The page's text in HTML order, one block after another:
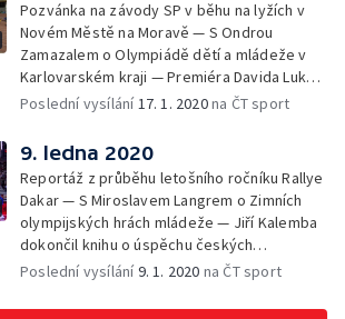
Pozvánka na závody SP v běhu na lyžích v
Novém Městě na Moravě — S Ondrou
Zamazalem o Olympiádě dětí a mládeže v
Karlovarském kraji — Premiéra Davida Lukšů
na pozici atletického rozhodčí — Upoutávka
Poslední vysílání17. 1. 2020na ČT sport
9. ledna 2020
Reportáž z průběhu letošního ročníku Rallye
Dakar — S Miroslavem Langrem o Zimních
olympijských hrách mládeže — Jiří Kalemba
dokončil knihu o úspěchu českých
basketbalistů na MS 2019 — Upoutávka na
Poslední vysílání9. 1. 2020 na ČT sport